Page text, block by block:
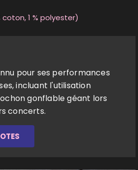
1 % polyester)
pour ses performances
incluant l'utilisation
gonflable géant lors
concerts.